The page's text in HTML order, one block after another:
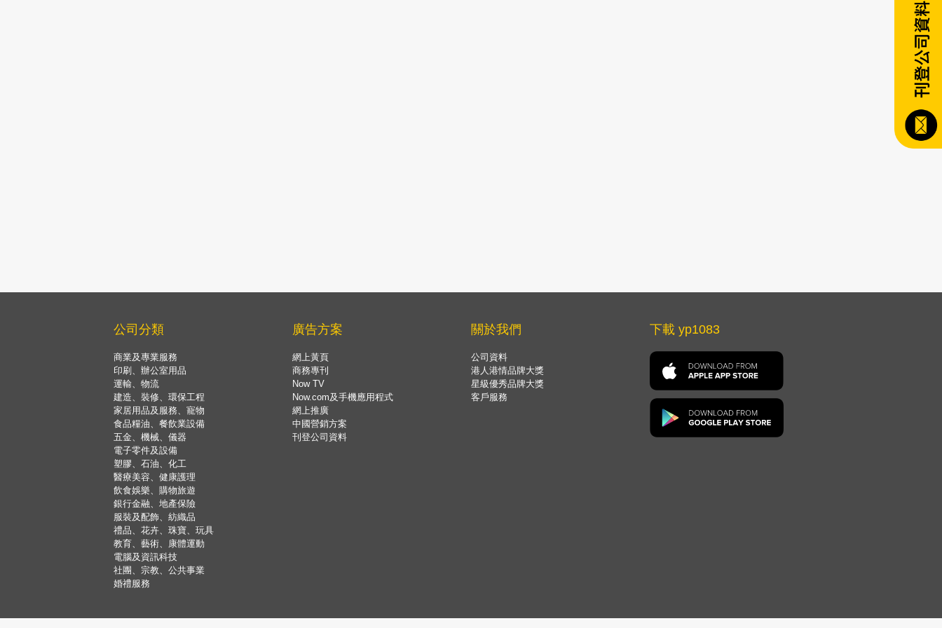
公司分類
商業及專業服務
印刷、辦公室用品
運輸、物流
建造、裝修、環保工程
家居用品及服務、寵物
食品糧油、餐飲業設備
五金、機械、儀器
電子零件及設備
塑膠、石油、化工
醫療美容、健康護理
飲食娛樂、購物旅遊
銀行金融、地產保險
服裝及配飾、紡織品
禮品、花卉、珠寶、玩具
教育、藝術、康體運動
電腦及資訊科技
社團、宗教、公共事業
婚禮服務
廣告方案
網上黃頁
商務專刊
Now TV
Now.com及手機應用程式
網上推廣
中國營銷方案
刊登公司資料
關於我們
公司資料
港人港情品牌大獎
星級優秀品牌大獎
客戶服務
下載 yp1083